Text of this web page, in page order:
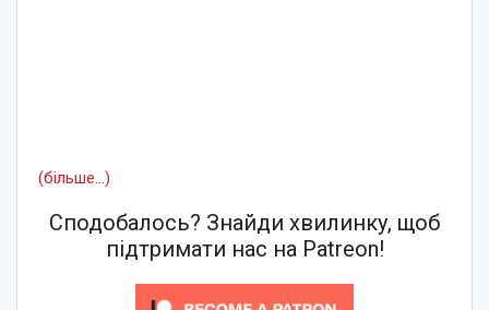
(більше…)
Сподобалось? Знайди хвилинку, щоб
підтримати нас на Patreon!